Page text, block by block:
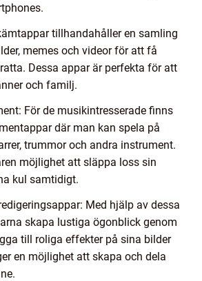
tillhandahåller en samling
memes och videor för att få
Dessa appar är perfekta för att
och familj.
För de musikintresserade finns
där man kan spela på
trummor och andra instrument.
möjlighet att släppa loss sin
kul samtidigt.
Med hjälp av dessa
skapa lustiga ögonblick genom
till roliga effekter på sina bilder
en möjlighet att skapa och dela